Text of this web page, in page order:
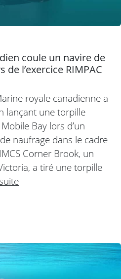
coule un navire de
l’exercice RIMPAC
royale canadienne a
lançant une torpille
Bay lors d’un
naufrage dans le cadre
Corner Brook, un
a tiré une torpille